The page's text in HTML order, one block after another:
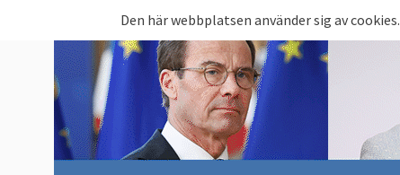
Den här webbplatsen använder sig av cookies.